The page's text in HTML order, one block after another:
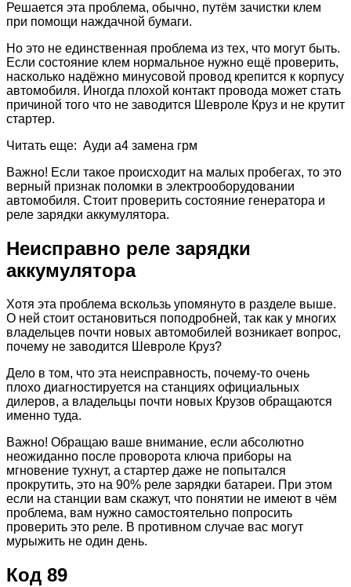
Решается эта проблема, обычно, путём зачистки клем
при помощи наждачной бумаги.
Но это не единственная проблема из тех, что могут быть.
Если состояние клем нормальное нужно ещё проверить,
насколько надёжно минусовой провод крепится к корпусу
автомобиля. Иногда плохой контакт провода может стать
причиной того что не заводится Шевроле Круз и не крутит
стартер.
Читать еще: Ауди а4 замена грм
Важно! Если такое происходит на малых пробегах, то это
верный признак поломки в электрооборудовании
автомобиля. Стоит проверить состояние генератора и
реле зарядки аккумулятора.
Неисправно реле зарядки
аккумулятора
Хотя эта проблема вскользь упомянуто в разделе выше.
О ней стоит остановиться поподробней, так как у многих
владельцев почти новых автомобилей возникает вопрос,
почему не заводится Шевроле Круз?
Дело в том, что эта неисправность, почему-то очень
плохо диагностируется на станциях официальных
дилеров, а владельцы почти новых Крузов обращаются
именно туда.
Важно! Обращаю ваше внимание, если абсолютно
неожиданно после проворота ключа приборы на
мгновение тухнут, а стартер даже не попытался
прокрутить, это на 90% реле зарядки батареи. При этом
если на станции вам скажут, что понятии не имеют в чём
проблема, вам нужно самостоятельно попросить
проверить это реле. В противном случае вас могут
мурыжить не один день.
Код 89